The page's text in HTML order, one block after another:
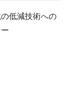
低減技術への